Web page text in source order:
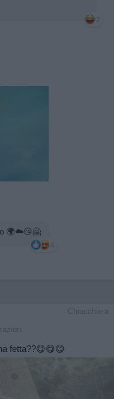
2
🌍☁️😘🤗
4
Chiacchiera
fetta??😋😋😋